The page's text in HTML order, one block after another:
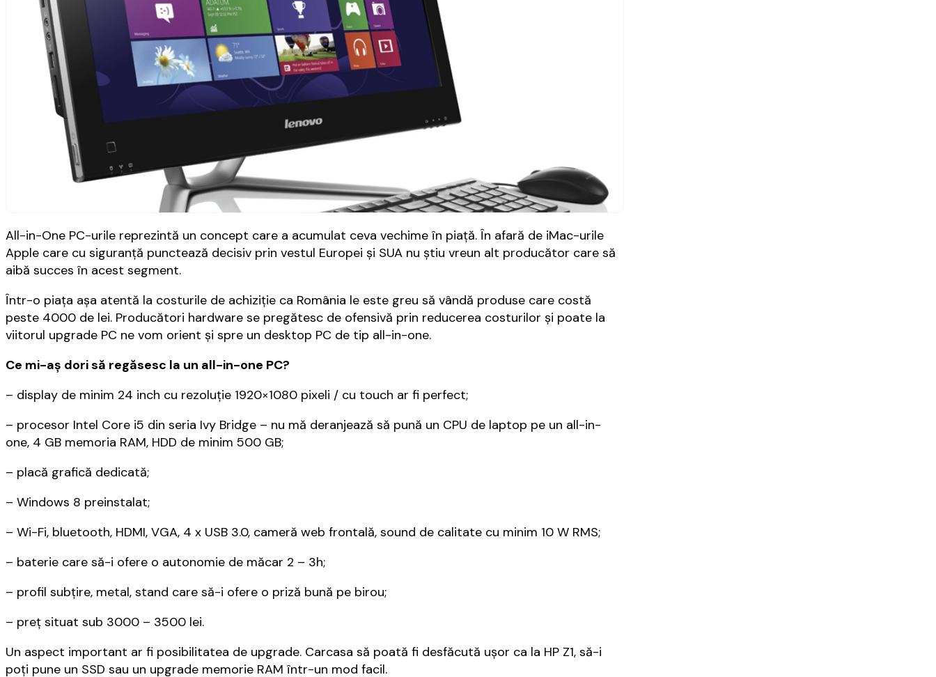
All-in-One PC-urile reprezintă un concept care a acumulat ceva vechime în piață. În afară de iMac-urile
Apple care cu siguranță punctează decisiv prin vestul Europei și SUA nu știu vreun alt producător care să
aibă succes în acest segment.
Într-o piața așa atentă la costurile de achiziție ca România le este greu să vândă produse care costă
peste 4000 de lei. Producători hardware se pregătesc de ofensivă prin reducerea costurilor și poate la
viitorul upgrade PC ne vom orient și spre un desktop PC de tip all-in-one.
Ce mi-aș dori să regăsesc la un all-in-one PC?
– display de minim 24 inch cu rezoluție 1920×1080 pixeli / cu touch ar fi perfect;
– procesor Intel Core i5 din seria Ivy Bridge – nu mă deranjează să pună un CPU de laptop pe un all-in-
one, 4 GB memoria RAM, HDD de minim 500 GB;
– placă grafică dedicată;
– Windows 8 preinstalat;
– Wi-Fi, bluetooth, HDMI, VGA, 4 x USB 3.0, cameră web frontală, sound de calitate cu minim 10 W RMS;
– baterie care să-i ofere o autonomie de măcar 2 – 3h;
– profil subțire, metal, stand care să-i ofere o priză bună pe birou;
– preț situat sub 3000 – 3500 lei.
Un aspect important ar fi posibilitatea de upgrade. Carcasa să poată fi desfăcută ușor ca la HP Z1, să-i
poți pune un SSD sau un upgrade memorie RAM într-un mod facil.